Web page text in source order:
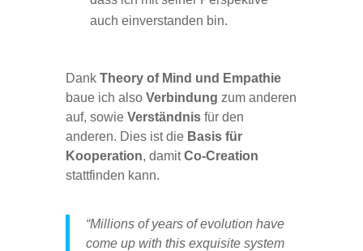
auch einverstanden bin.
Dank Theory of Mind und Empathie
baue ich also Verbindung zum anderen
auf, sowie Verständnisfür den
anderen. Dies ist die Basis für
Kooperation, damitCo-Creation
stattfinden kann.
“Millions of years of evolution have
come up with this exquisite system